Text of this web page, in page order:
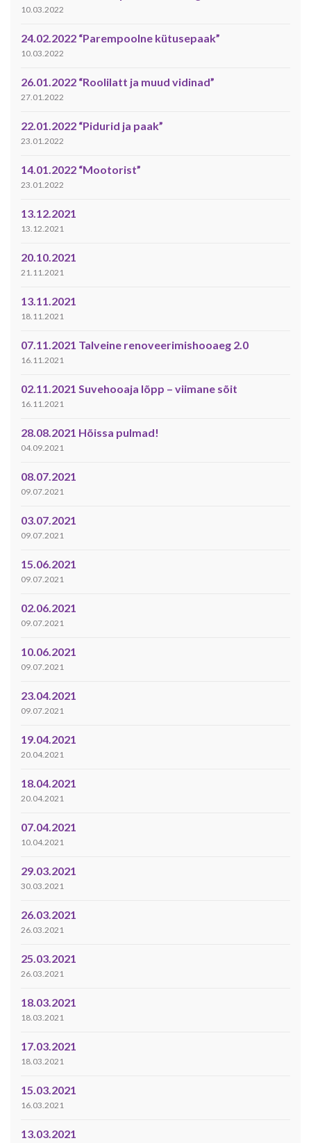
10.03.2022
24.02.2022 “Parempoolne kütusepaak”
10.03.2022
26.01.2022 “Roolilatt ja muud vidinad”
27.01.2022
22.01.2022 “Pidurid ja paak”
23.01.2022
14.01.2022 “Mootorist”
23.01.2022
13.12.2021
13.12.2021
20.10.2021
21.11.2021
13.11.2021
18.11.2021
07.11.2021 Talveine renoveerimishooaeg 2.0
16.11.2021
02.11.2021 Suvehooaja lõpp – viimane sõit
16.11.2021
28.08.2021 Hõissa pulmad!
04.09.2021
08.07.2021
09.07.2021
03.07.2021
09.07.2021
15.06.2021
09.07.2021
02.06.2021
09.07.2021
10.06.2021
09.07.2021
23.04.2021
09.07.2021
19.04.2021
20.04.2021
18.04.2021
20.04.2021
07.04.2021
10.04.2021
29.03.2021
30.03.2021
26.03.2021
26.03.2021
25.03.2021
26.03.2021
18.03.2021
18.03.2021
17.03.2021
18.03.2021
15.03.2021
16.03.2021
13.03.2021